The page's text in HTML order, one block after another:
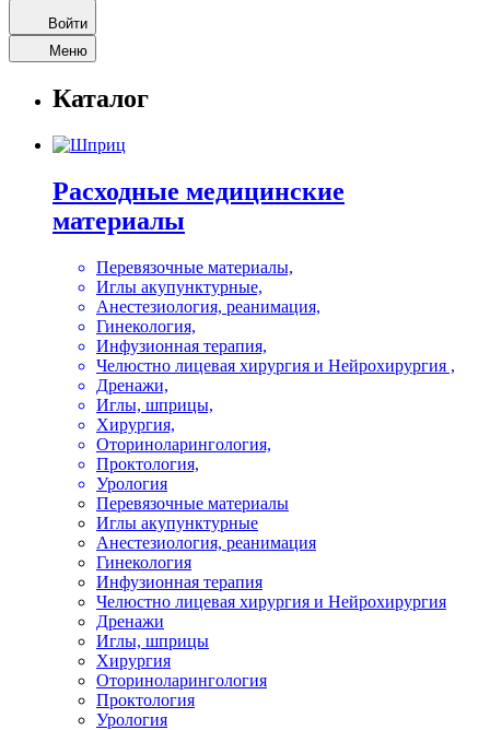
Войти
Меню
Каталог
Расходные медицинские
материалы
Перевязочные материалы,
Иглы акупунктурные,
Анестезиология, реанимация,
Гинекология,
Инфузионная терапия,
Челюстно лицевая хирургия и Нейрохирургия ,
Дренажи,
Иглы, шприцы,
Хирургия,
Оториноларингология,
Проктология,
Урология
Перевязочные материалы
Иглы акупунктурные
Анестезиология, реанимация
Гинекология
Инфузионная терапия
Челюстно лицевая хирургия и Нейрохирургия
Дренажи
Иглы, шприцы
Хирургия
Оториноларингология
Проктология
Урология